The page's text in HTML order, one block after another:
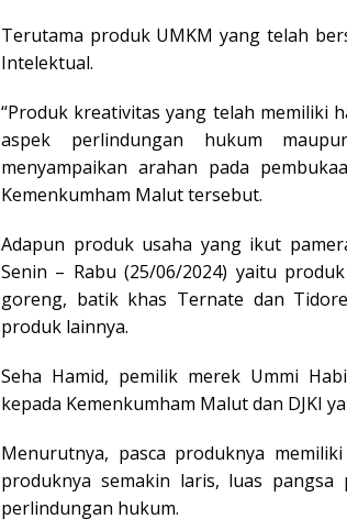
Terutama produk UMKM yang telah
Intelektual.
“Produk kreativitas yang telah memiliki
aspek perlindungan hukum
menyampaikan arahan pada
Kemenkumham Malut tersebut.
Adapun produk usaha yang ikut
Senin – Rabu (25/06/2024) yaitu
goreng, batik khas Ternate dan
produk lainnya.
Seha Hamid, pemilik merek Ummi
kepada Kemenkumham Malut dan DJKI
Menurutnya, pasca produknya
produknya semakin laris, luas
perlindungan hukum.